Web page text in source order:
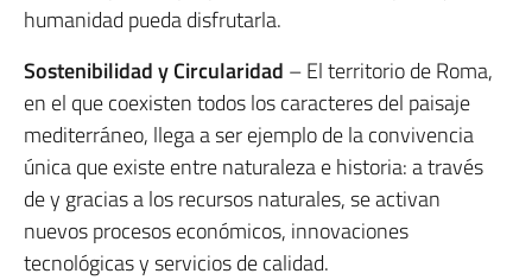
humanidad pueda disfrutarla.
Sostenibilidad y Circularidad – El territorio de Roma,
en el que coexisten todos los caracteres del paisaje
mediterráneo, llega a ser ejemplo de la convivencia
única que existe entre naturaleza e historia: a través
de y gracias a los recursos naturales, se activan
nuevos procesos económicos, innovaciones
tecnológicas y servicios de calidad.